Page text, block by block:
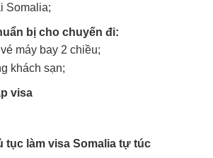
Somalia;
bị cho chuyến đi:
máy bay 2 chiều;
khách sạn;
visa
tục làm visa Somalia tự túc